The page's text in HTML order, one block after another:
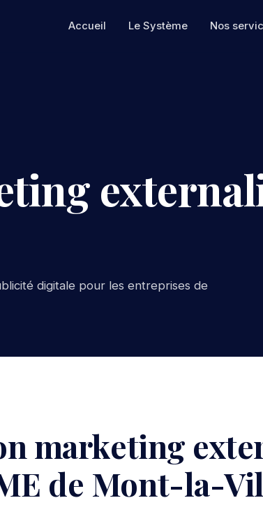
Accueil Le Système Nos
digitale pour les entreprises de
marketing
de Mont-la-